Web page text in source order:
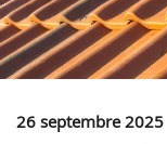
26 septembre 2025